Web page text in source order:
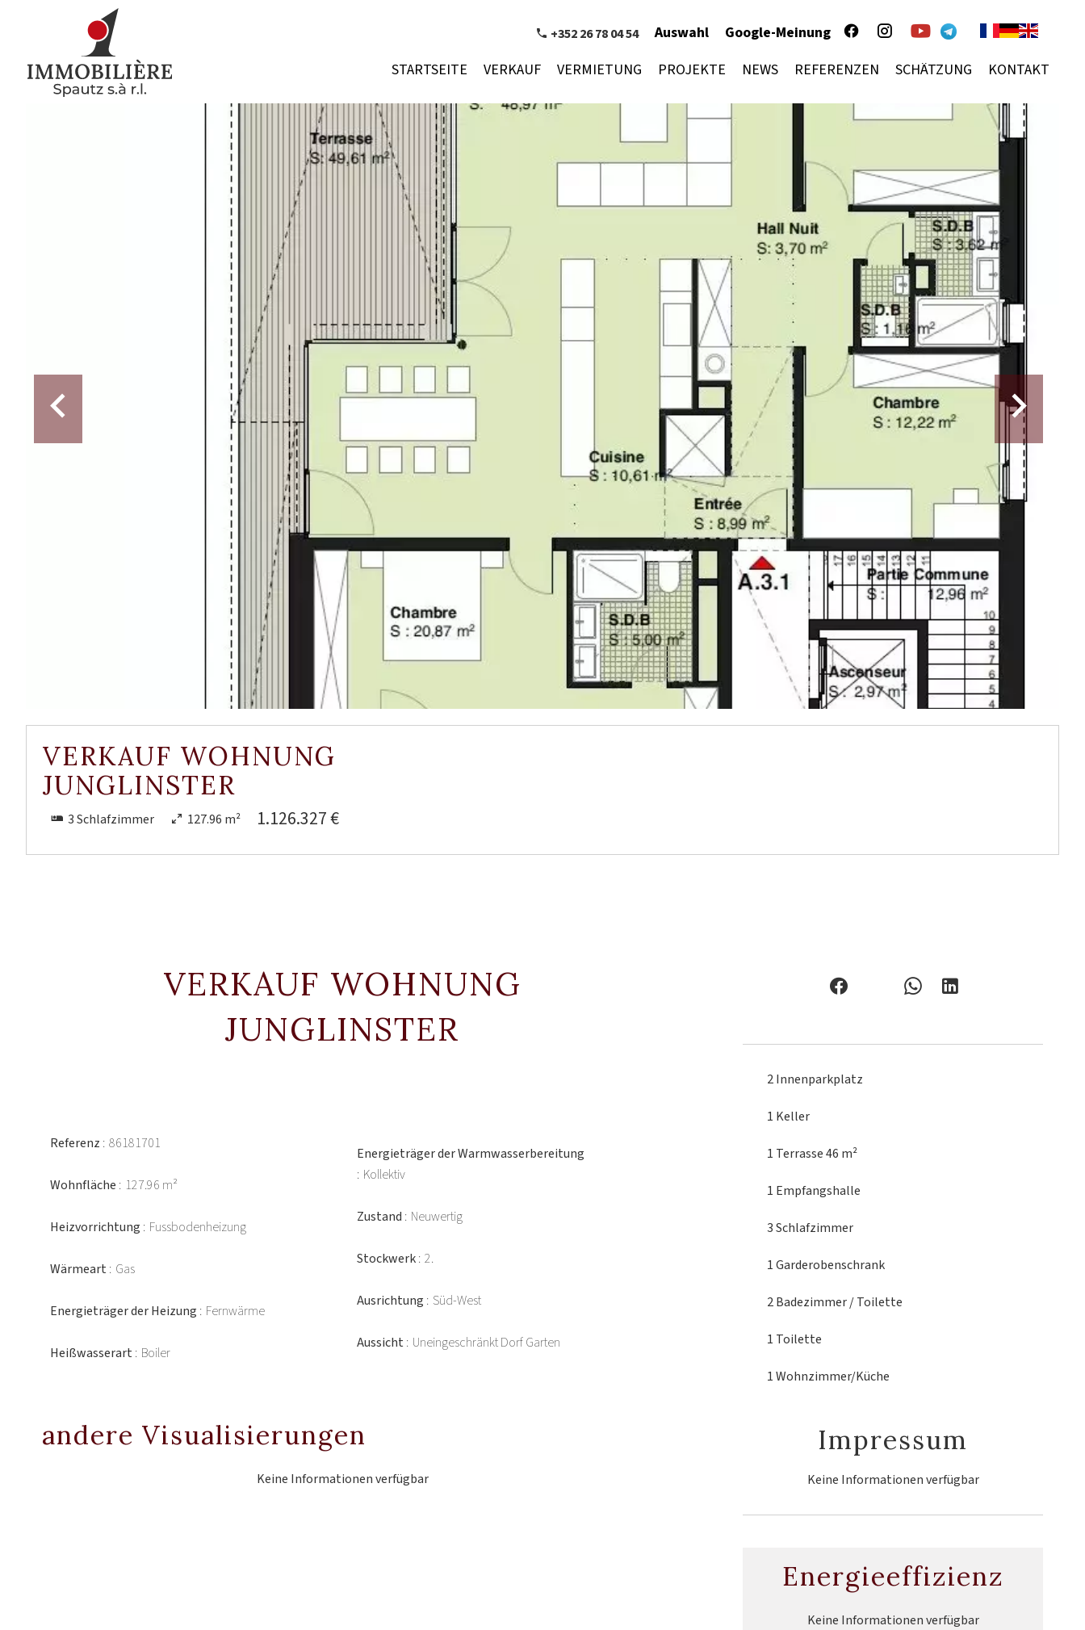
+352 26 78 04 54 Auswahl
Google-Meinung
STARTSEITE
VERKAUF VERMIETUNG PROJEKTE NEWS REFERENZEN SCHÄTZUNG KONTAKT
VERKAUF WOHNUNG
JUNGLINSTER
3 Schlafzimmer 127.96 m² 1.126.327 €
VERKAUF WOHNUNG
JUNGLINSTER
Referenz 86181701
Wohnfläche 127.96 m²
Heizvorrichtung Fussbodenheizung
Wärmeart Gas
Energieträger der Heizung Fernwärme
Heißwasserart Boiler
Energieträger der Warmwasserbereitung
Kollektiv
Zustand Neuwertig
Stockwerk 2.
Ausrichtung Süd-West
Aussicht Uneingeschränkt Dorf Garten
andere Visualisierungen
Keine Informationen verfügbar
2 Innenparkplatz
1 Keller
1 Terrasse46 m²
1 Empfangshalle
3 Schlafzimmer
1 Garderobenschrank
2 Badezimmer / Toilette
1 Toilette
1 Wohnzimmer/Küche
Impressum
Keine Informationen verfügbar
Energieeffizienz
Keine Informationen verfügbar